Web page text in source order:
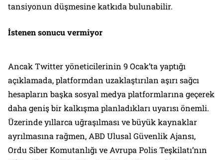
tansiyonun düşmesine katkıda bulunabilir.
İstenen sonucu vermiyor
Ancak Twitter yöneticilerinin 9 Ocak’ta yaptığı
açıklamada, platformdan uzaklaştırılan aşırı sağcı
hesapların başka sosyal medya platformlarına geçerek
daha geniş bir kalkışma planladıkları uyarısı önemli.
Üzerinde yıllarca uğraşılması ve büyük kaynaklar
ayrılmasına rağmen, ABD Ulusal Güvenlik Ajansı,
Ordu Siber Komutanlığı ve Avrupa Polis Teşkilatı’nın